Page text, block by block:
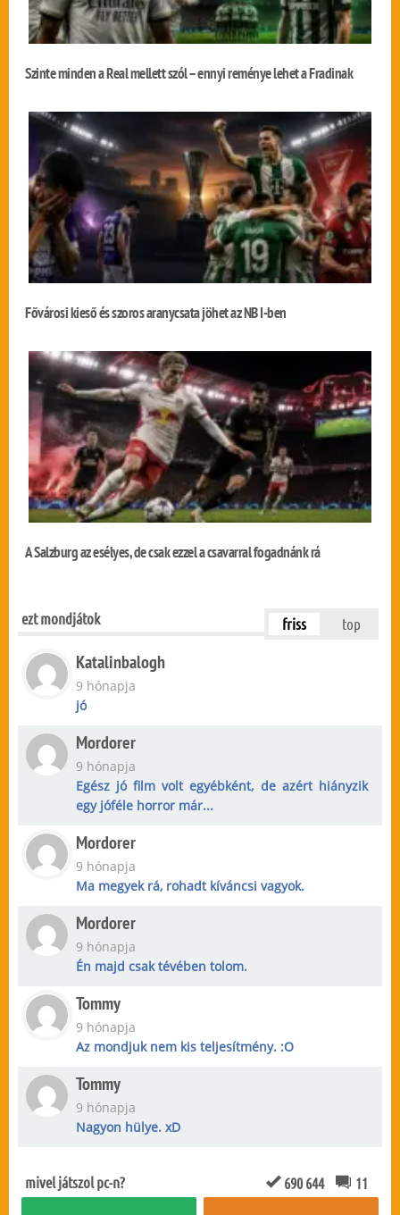
Szinte minden a Real mellett szól – ennyi reménye lehet a Fradinak
Fővárosi kieső és szoros aranycsata jöhet az NB I-ben
A Salzburg az esélyes, de csak ezzel a csavarral fogadnánk rá
ezt mondjátok friss top
Katalinbalogh
9 hónapja
jó
Mordorer
9 hónapja
Egész jó film volt egyébként, de azért hiányzik
egy jóféle horror már...
Mordorer
9 hónapja
Ma megyek rá, rohadt kíváncsi vagyok.
Mordorer
9 hónapja
Én majd csak tévében tolom.
Tommy
9 hónapja
Az mondjuk nem kis teljesítmény. :O
Tommy
9 hónapja
Nagyon hülye. xD
mivel játszol pc-n? 690 644 11